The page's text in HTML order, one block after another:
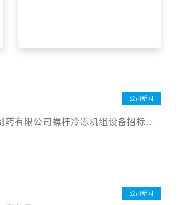
公司新闻
药有限公司螺杆冷冻机组设备招标邀
公司新闻